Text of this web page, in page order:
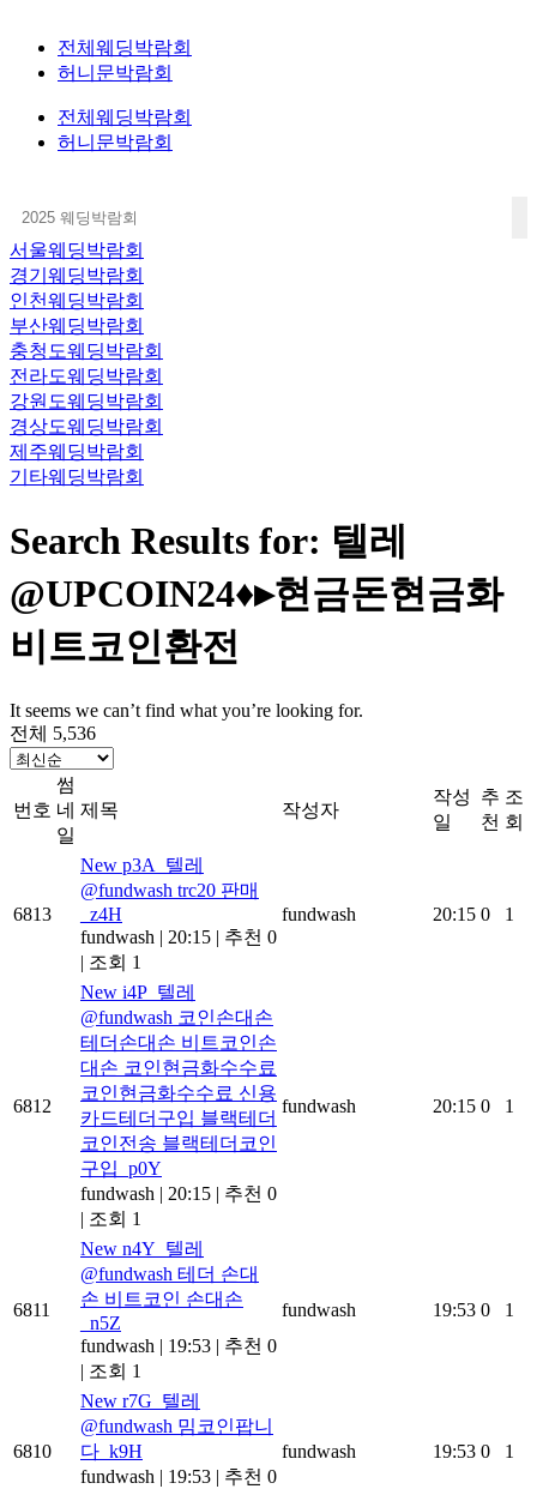
전체웨딩박람회
허니문박람회
전체웨딩박람회
허니문박람회
서울웨딩박람회
경기웨딩박람회
인천웨딩박람회
부산웨딩박람회
충청도웨딩박람회
전라도웨딩박람회
강원도웨딩박람회
경상도웨딩박람회
제주웨딩박람회
기타웨딩박람회
Search Results for: 텔레
@UPCOIN24♦▸현금돈현금화
비트코인환전
It seems we can’t find what you’re looking for.
전체 5,536
번호
썸
네
일
제목 작성자
작성
일
추
천
조
회
6813
New p3A_텔레
@fundwash trc20 판매
_z4H
fundwash | 20:15 | 추천 0
| 조회 1
fundwash 20:15 0 1
6812
New i4P_텔레
@fundwash 코인손대손
테더손대손 비트코인손
대손 코인현금화수수료
코인현금화수수료 신용
카드테더구입 블랙테더
코인전송 블랙테더코인
구입_p0Y
fundwash | 20:15 | 추천 0
| 조회 1
fundwash 20:15 0 1
6811
New n4Y_텔레
@fundwash 테더 손대
손 비트코인 손대손
_n5Z
fundwash | 19:53 | 추천 0
| 조회 1
fundwash 19:53 0 1
6810
New r7G_텔레
@fundwash 밈코인팝니
다_k9H
fundwash | 19:53 | 추천 0
fundwash 19:53 0 1